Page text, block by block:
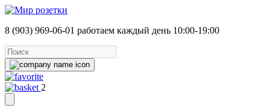
8 (903) 969-06-01 работаем каждый день 10:00-19:00
2